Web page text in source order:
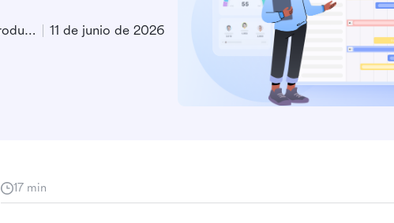
Especialista en Marketing de Producto 11 de junio de 2026
17 min